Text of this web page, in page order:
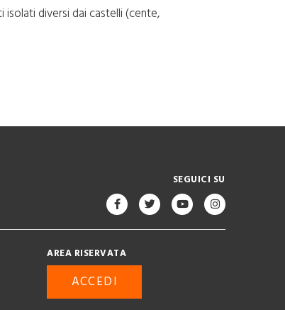
diversi dai castelli (cente,
SEGUICI SU
AREA RISERVATA
ACCEDI